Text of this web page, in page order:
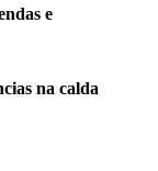
e
na calda